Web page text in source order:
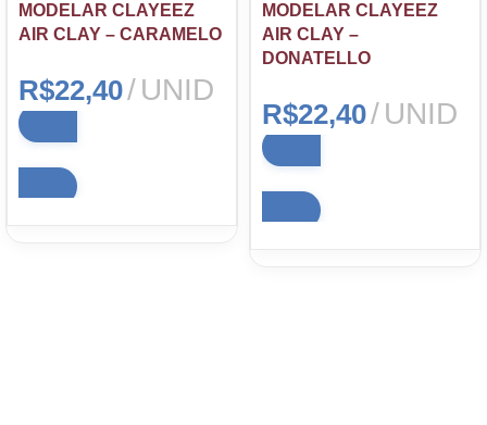
MODELAR CLAYEEZ
AIR CLAY – CARAMELO
R$22,40 UNID
MODELAR CLAYEEZ
AIR CLAY –
DONATELLO
R$22,40 UNID